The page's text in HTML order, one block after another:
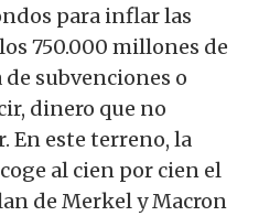
para inflar las
750.000 millones de
subvenciones o
dinero que no
En este terreno, la
al cien por cien el
de Merkel y Macron